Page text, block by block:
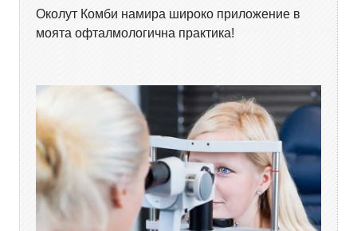
Околут Комби намира широко приложение в
моята офталмологична практика!